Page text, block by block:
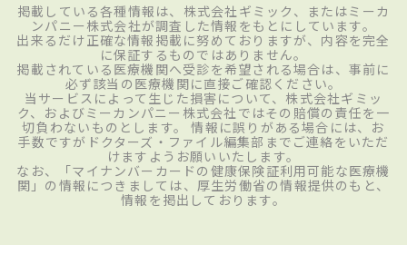
掲載している各種情報は、株式会社ギミック、またはミーカ
ンパニー株式会社が調査した情報をもとにしています。
出来るだけ正確な情報掲載に努めておりますが、内容を完全
に保証するものではありません。
掲載されている医療機関へ受診を希望される場合は、事前に
必ず該当の医療機関に直接ご確認ください。
当サービスによって生じた損害について、株式会社ギミッ
ク、およびミーカンパニー株式会社ではその賠償の責任を一
切負わないものとします。 情報に誤りがある場合には、お
手数ですがドクターズ・ファイル編集部までご連絡をいただ
けますようお願いいたします。
なお、「マイナンバーカードの健康保険証利用可能な医療機
関」の情報につきましては、厚生労働省の情報提供のもと、
情報を掲出しております。